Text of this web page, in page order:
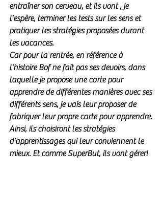
entraîner son cerveau, et ils vont , je
l’espère, terminer les tests sur les sens et
pratiquer les stratégies proposées durant
les vacances.
Car pour la rentrée, en référence à
l’histoire Bof ne fait pas ses devoirs, dans
laquelle je propose une carte pour
apprendre de différentes manières avec ses
différents sens, je vais leur proposer de
fabriquer leur propre carte pour apprendre.
Ainsi, ils choisiront les stratégies
d’apprentissages qui leur conviennent le
mieux. Et comme SuperBut, ils vont gérer!